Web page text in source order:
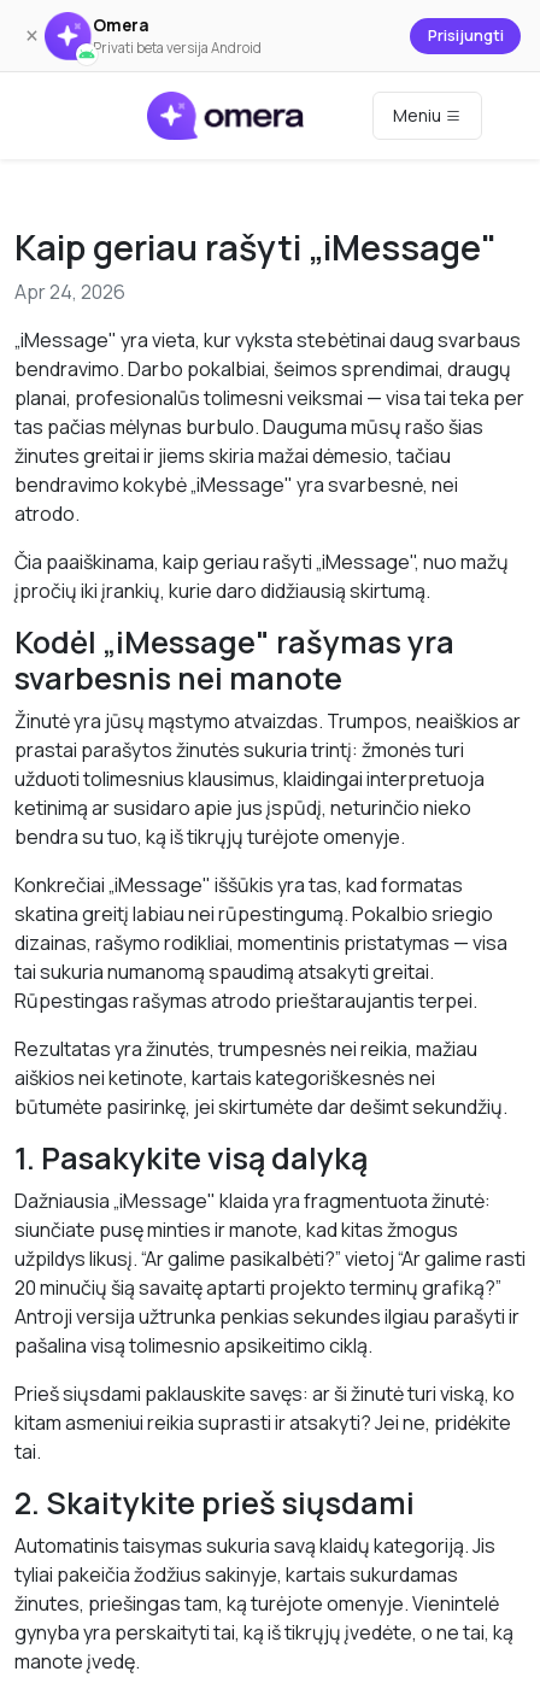
× Omera
Privati beta versija Android
Prisijungti
Meniu
Kaip geriau rašyti „iMessage"
Apr 24, 2026
„iMessage" yra vieta, kur vyksta stebėtinai daug svarbaus
bendravimo. Darbo pokalbiai, šeimos sprendimai, draugų
planai, profesionalūs tolimesni veiksmai — visa tai teka per
tas pačias mėlynas burbulo. Dauguma mūsų rašo šias
žinutes greitai ir jiems skiria mažai dėmesio, tačiau
bendravimo kokybė „iMessage" yra svarbesnė, nei
atrodo.
Čia paaiškinama, kaip geriau rašyti „iMessage", nuo mažų
įpročių iki įrankių, kurie daro didžiausią skirtumą.
Kodėl „iMessage" rašymas yra
svarbesnis nei manote
Žinutė yra jūsų mąstymo atvaizdas. Trumpos, neaiškios ar
prastai parašytos žinutės sukuria trintį: žmonės turi
užduoti tolimesnius klausimus, klaidingai interpretuoja
ketinimą ar susidaro apie jus įspūdį, neturinčio nieko
bendra su tuo, ką iš tikrųjų turėjote omenyje.
Konkrečiai „iMessage" iššūkis yra tas, kad formatas
skatina greitį labiau nei rūpestingumą. Pokalbio sriegio
dizainas, rašymo rodikliai, momentinis pristatymas — visa
tai sukuria numanomą spaudimą atsakyti greitai.
Rūpestingas rašymas atrodo prieštaraujantis terpei.
Rezultatas yra žinutės, trumpesnės nei reikia, mažiau
aiškios nei ketinote, kartais kategoriškesnės nei
būtumėte pasirinkę, jei skirtumėte dar dešimt sekundžių.
1. Pasakykite visą dalyką
Dažniausia „iMessage" klaida yra fragmentuota žinutė:
siunčiate pusę minties ir manote, kad kitas žmogus
užpildys likusį. “Ar galime pasikalbėti?” vietoj “Ar galime rasti
20 minučių šią savaitę aptarti projekto terminų grafiką?”
Antroji versija užtrunka penkias sekundes ilgiau parašyti ir
pašalina visą tolimesnio apsikeitimo ciklą.
Prieš siųsdami paklauskite savęs: ar ši žinutė turi viską, ko
kitam asmeniui reikia suprasti ir atsakyti? Jei ne, pridėkite
tai.
2. Skaitykite prieš siųsdami
Automatinis taisymas sukuria savą klaidų kategoriją. Jis
tyliai pakeičia žodžius sakinyje, kartais sukurdamas
žinutes, priešingas tam, ką turėjote omenyje. Vienintelė
gynyba yra perskaityti tai, ką iš tikrųjų įvedėte, o ne tai, ką
manote įvedę.